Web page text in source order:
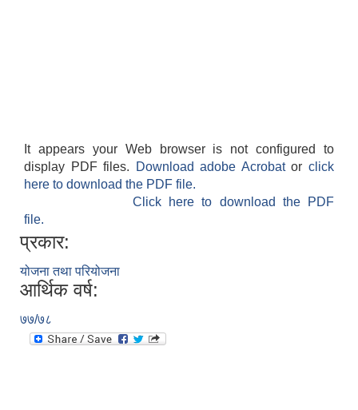
It appears your Web browser is not configured to
display PDF files.
Download adobe Acrobatorclick
here to download the PDF file.
Click here to download the PDF
file.
प्रकार:
योजना तथा परियोजना
आर्थिक वर्ष:
७७/७८